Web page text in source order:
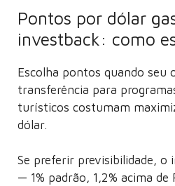
Pontos por dólar
investback: como
Escolha pontos quando seu
transferência para
turísticos costumam
dólar.
Se preferir previsibilidade, o
— 1% padrão, 1,2% acima de